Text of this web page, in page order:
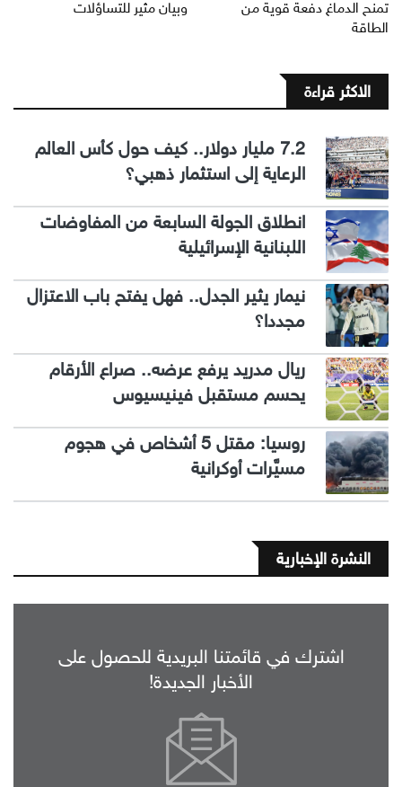
تمنح الدماغ دفعة قوية من
الطاقة
وبيان مثير للتساؤلات
الاكثر قراءة
7.2 مليار دولار.. كيف حول كأس العالم
الرعاية إلى استثمار ذهبي؟
انطلاق الجولة السابعة من المفاوضات
اللبنانية الإسرائيلية
نيمار يثير الجدل.. فهل يفتح باب الاعتزال
مجددا؟
ريال مدريد يرفع عرضه.. صراع الأرقام
يحسم مستقبل فينيسيوس
روسيا: مقتل 5 أشخاص في هجوم
مسيَّرات أوكرانية
النشرة الإخبارية
اشترك في قائمتنا البريدية للحصول على
الأخبار الجديدة!